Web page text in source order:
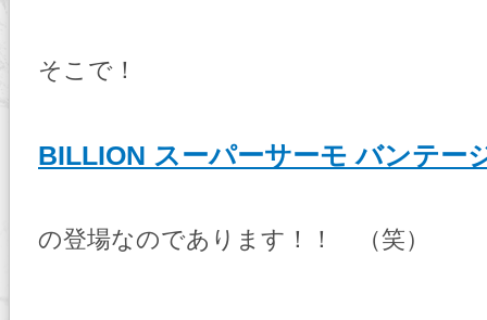
そこで！
BILLION スーパーサーモ バンテー
の登場なのであります！！ （笑）